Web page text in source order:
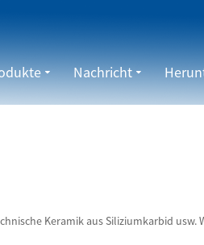
Nachricht
Keramik aus Siliziumkarbid